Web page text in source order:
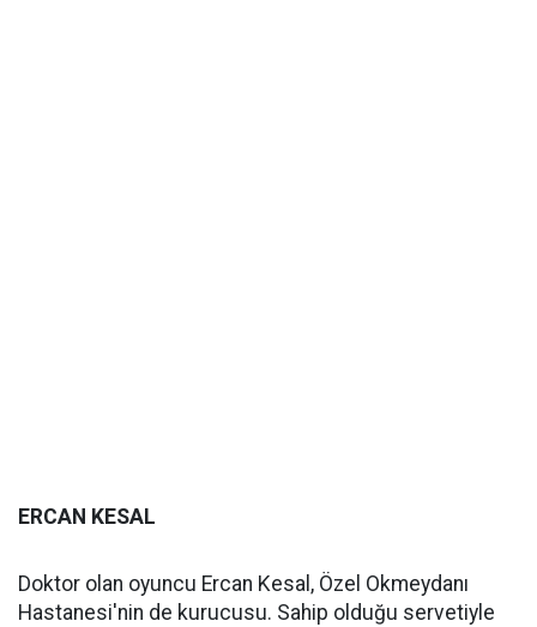
ERCAN KESAL
Doktor olan oyuncu Ercan Kesal, Özel Okmeydanı
Hastanesi'nin de kurucusu. Sahip olduğu servetiyle